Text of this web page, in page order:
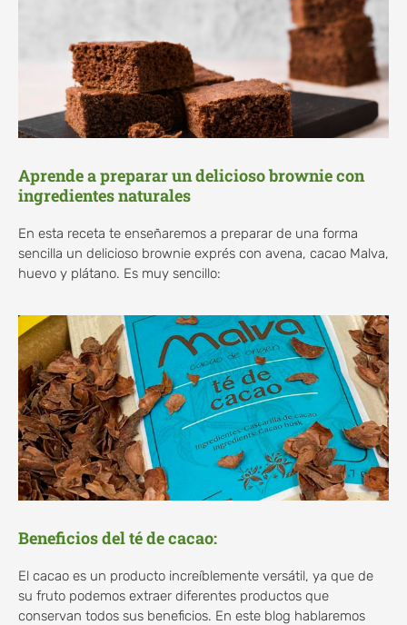
Aprende a preparar un delicioso brownie con
ingredientes naturales
En esta receta te enseñaremos a preparar de una forma
sencilla un delicioso brownie exprés con avena, cacao Malva,
huevo y plátano. Es muy sencillo:
Beneficios del té de cacao:
El cacao es un producto increíblemente versátil, ya que de
su fruto podemos extraer diferentes productos que
conservan todos sus beneficios. En este blog hablaremos